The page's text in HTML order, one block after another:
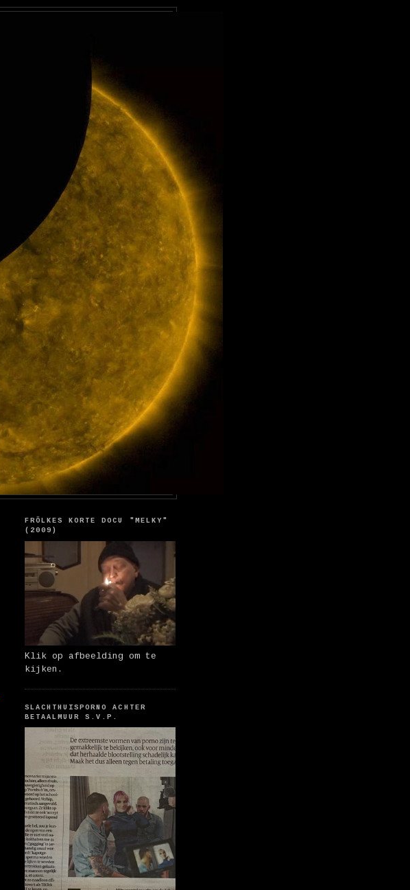
FRÖLKES KORTE DOCU "MELKY"
(2009)
Klik op afbeelding om te
kijken.
SLACHTHUISPORNO ACHTER
BETAALMUUR S.V.P.